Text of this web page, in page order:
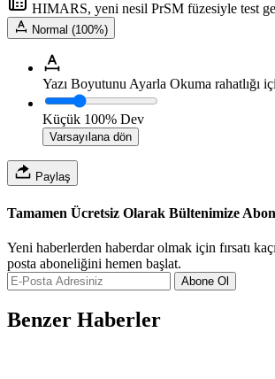
HIMARS, yeni nesil PrSM füzesiyle test
Normal (100%)
Yazı Boyutunu Ayarla Okuma rahatlığı
Küçük 100% Dev
Varsayılana dön
Paylaş
Tamamen Ücretsiz Olarak Bültenimize
Yeni haberlerden haberdar olmak için fırsatı
posta aboneliğini hemen başlat.
Abone Ol
Benzer Haberler